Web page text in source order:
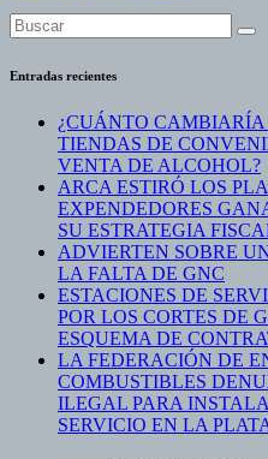
Entradas recientes
¿CUÁNTO CAMBIARÍA
TIENDAS DE
VENTA DE ALCOHOL?
ARCA ESTIRÓ LOS
EXPENDEDORES
SU ESTRATEGIA
ADVIERTEN SOBRE
LA FALTA DE GNC
ESTACIONES DE
POR LOS CORTES DE
ESQUEMA DE
LA FEDERACIÓN DE
COMBUSTIBLES
ILEGAL PARA
SERVICIO EN LA